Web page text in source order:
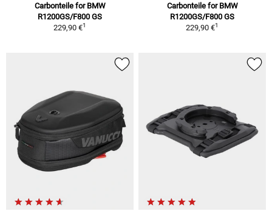
Carbonteile for BMW
R1200GS/F800 GS
229,90 €1
Carbonteile for BMW
R1200GS/F800 GS
229,90 €1